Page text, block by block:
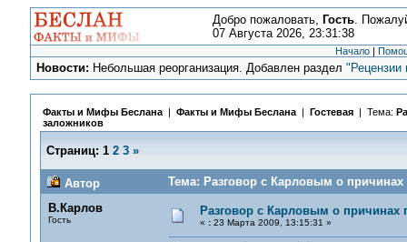
Добро пожаловать, Гость.
07 Августа 2026, 23:31:38
Начало |
Новости: Небольшая реорганизация. Добавлен раздел"Рецензии
Факты и Мифы Беслана| Факты и Мифы Беслана| Гостевая | Тема:
заложников
Страниц: 1 2 3 »
Автор
Тема: Разговор с Карловым о причинах
В.Карлов
Гость
Разговор с Карловым о причинах
« :23 Марта 2009, 13:15:31 »